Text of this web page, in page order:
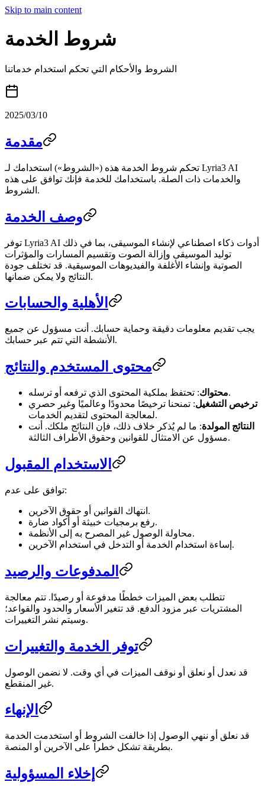
Skip to main content
شروط الخدمة
الشروط والأحكام التي تحكم استخدام خدماتنا
2025/03/10
مقدمة
تحكم شروط الخدمة هذه («الشروط») استخدامك لـ Lyria3 AI
والخدمات ذات الصلة. باستخدامك للخدمة فإنك توافق على هذه
الشروط.
وصف الخدمة
توفر Lyria3 AI أدوات ذكاء اصطناعي لإنشاء الموسيقى، بما في ذلك
توليد الموسيقى وإزالة الصوت وتقسيم المسارات والمؤثرات
الصوتية وإنشاء الأغلفة والفيديوهات الموسيقية. قد تختلف جودة
النتائج ولا يمكن ضمانها.
الأهلية والحسابات
يجب تقديم معلومات دقيقة وحماية حسابك. أنت مسؤول عن جميع
الأنشطة التي تتم عبر حسابك.
محتوى المستخدم والنتائج
محتواك: تحتفظ بملكية المحتوى الذي ترفعه أو ترسله.
ترخيص التشغيل: تمنحنا ترخيصًا محدودًا وعالميًا وغير حصري
لمعالجة المحتوى لتقديم الخدمات.
النتائج المولدة: ما لم يُذكر خلاف ذلك، فإن النتائج ملكك. أنت
مسؤول عن الامتثال للقوانين وحقوق الأطراف الثالثة.
الاستخدام المقبول
توافق على عدم:
انتهاك القوانين أو حقوق الآخرين.
رفع برمجيات خبيثة أو أكواد ضارة.
محاولة الوصول غير المصرح به إلى الأنظمة.
إساءة استخدام الخدمة أو التدخل في استخدام الآخرين.
المدفوعات والرصيد
تتطلب بعض الميزات خططًا مدفوعة أو رصيدًا. تتم معالجة
المشتريات عبر مزود الدفع. قد تتغير الأسعار والحدود والقواعد؛
وسيتم نشر التغييرات.
توفر الخدمة والتغييرات
قد نعدل أو نعلق أو نوقف الميزات في أي وقت. لا نضمن الوصول
غير المنقطع.
الإنهاء
قد نعلق أو ننهي الوصول إذا خالفت الشروط أو استخدمت الخدمة
بطريقة تشكل خطراً على الآخرين أو المنصة.
إخلاء المسؤولية